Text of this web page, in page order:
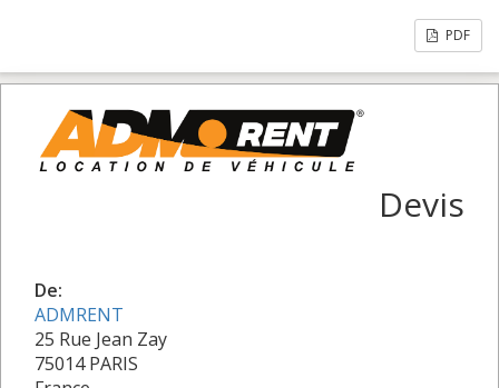
PDF
Devis
De:
ADMRENT
25 Rue Jean Zay
75014 PARIS